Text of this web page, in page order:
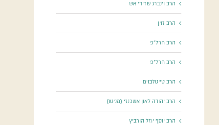
הרב וינברג שרידי אש
הרב זוין
הרב חרל"פ
הרב חרל"פ
הרב טייטלבוים
הרב יהודה לאון אשכנזי (מניטו)
הרב יוסף יוזל הורביץ